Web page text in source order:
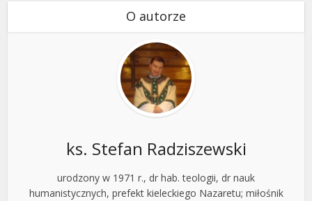
O autorze
ks. Stefan Radziszewski
urodzony w 1971 r., dr hab. teologii, dr nauk
humanistycznych, prefekt kieleckiego Nazaretu; miłośnik